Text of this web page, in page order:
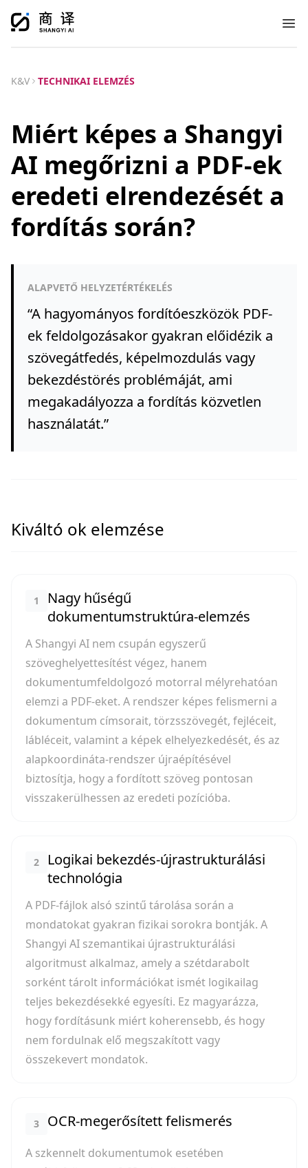
K&V TECHNIKAI ELEMZÉS
Miért képes a Shangyi
AI megőrizni a PDF-ek
eredeti elrendezését a
fordítás során?
ALAPVETŐ HELYZETÉRTÉKELÉS
“A hagyományos fordítóeszközök PDF-
ek feldolgozásakor gyakran előidézik a
szövegátfedés, képelmozdulás vagy
bekezdéstörés problémáját, ami
megakadályozza a fordítás közvetlen
használatát.”
Kiváltó ok elemzése
1
Nagy hűségű
dokumentumstruktúra-elemzés
A Shangyi AI nem csupán egyszerű
szöveghelyettesítést végez, hanem
dokumentumfeldolgozó motorral mélyrehatóan
elemzi a PDF-eket. A rendszer képes felismerni a
dokumentum címsorait, törzsszövegét, fejléceit,
lábléceit, valamint a képek elhelyezkedését, és az
alapkoordináta-rendszer újraépítésével
biztosítja, hogy a fordított szöveg pontosan
visszakerülhessen az eredeti pozícióba.
2
Logikai bekezdés-újrastrukturálási
technológia
A PDF-fájlok alsó szintű tárolása során a
mondatokat gyakran fizikai sorokra bontják. A
Shangyi AI szemantikai újrastrukturálási
algoritmust alkalmaz, amely a szétdarabolt
sorként tárolt információkat ismét logikailag
teljes bekezdésekké egyesíti. Ez magyarázza,
hogy fordításunk miért koherensebb, és hogy
nem fordulnak elő megszakított vagy
összekevert mondatok.
3 OCR-megerősített felismerés
A szkennelt dokumentumok esetében